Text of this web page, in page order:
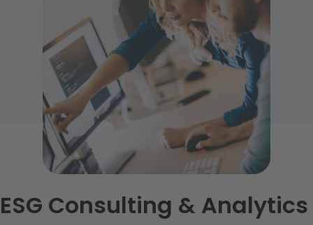
ESG Consulting & Analytics